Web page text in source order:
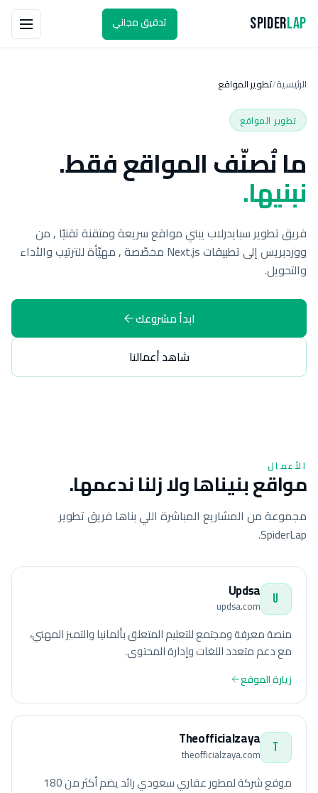
SpiderLap تدقيق مجاني
الرئيسية/تطوير المواقع
تطوير المواقع
ما نُصنّف المواقع فقط.
نبنيها.
فريق تطوير سبايدرلاب يبني مواقع سريعة ومتقنة تقنيًا , من
ووردبريس إلى تطبيقات Next.js مخصّصة , مهيّأة للترتيب والأداء
والتحويل.
ابدأ مشروعك
شاهد أعمالنا
الأعمال
مواقع بنيناها ولا زلنا ندعمها.
مجموعة من المشاريع المباشرة اللي بناها فريق تطوير
SpiderLap.
U
Updsa
updsa.com
منصة معرفة ومجتمع للتعليم المتعلق بألمانيا والتميز المهني،
مع دعم متعدد اللغات وإدارة المحتوى.
زيارة الموقع
T
Theofficialzaya
theofficialzaya.com
موقع شركة لمطور عقاري سعودي رائد يضم أكثر من 180